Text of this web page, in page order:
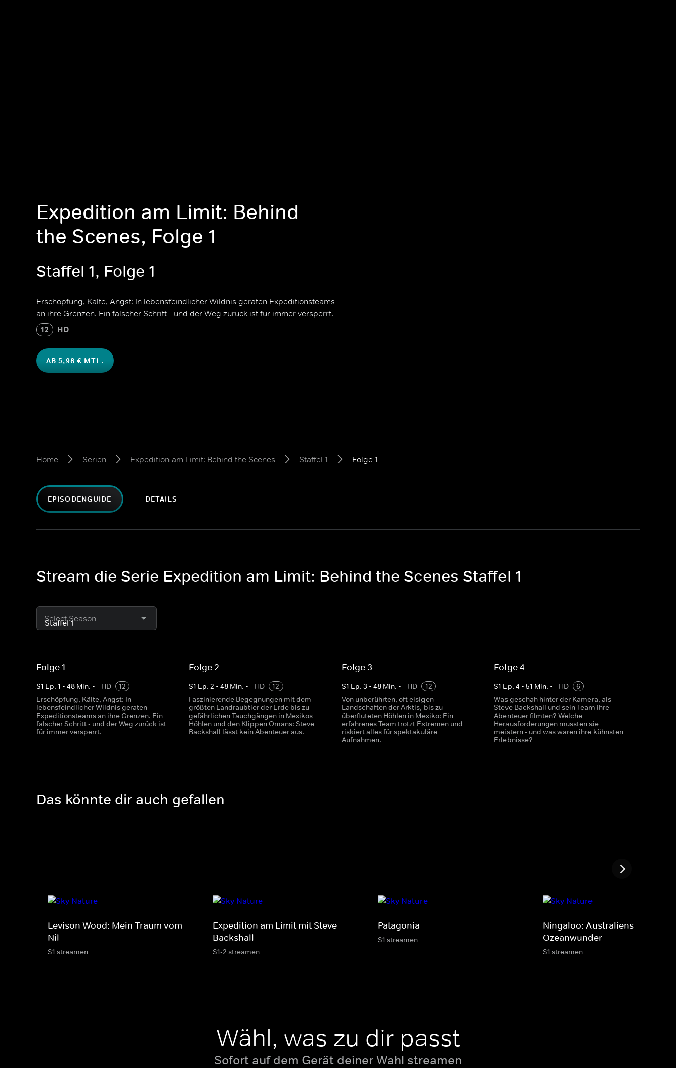
Expedition am Limit: Behind
the Scenes, Folge 1
Staffel 1, Folge 1
Erschöpfung, Kälte, Angst: In lebensfeindlicher Wildnis geraten Expeditionsteams
an ihre Grenzen. Ein falscher Schritt - und der Weg zurück ist für immer versperrt.
12 HD
AB 5,98 € MTL.
Home Serien Expedition am Limit: Behind the Scenes Staffel 1 Folge 1
EPISODENGUIDE DETAILS
Stream die Serie Expedition am Limit: Behind the Scenes Staffel 1
Select Season
Folge 1
S1 Ep. 1 • 48 Min. • HD
12
Erschöpfung, Kälte, Angst: In
lebensfeindlicher Wildnis geraten
Expeditionsteams an ihre Grenzen. Ein
falscher Schritt - und der Weg zurück ist
für immer versperrt.
Folge 2
S1 Ep.2 •48 Min. • HD
12
Faszinierende Begegnungen mit dem
größten Landraubtier der Erde bis zu
gefährlichen Tauchgängen in Mexikos
Höhlen und den Klippen Omans: Steve
Backshall lässt kein Abenteuer aus.
Folge 3
S1 Ep. 3 • 48Min. • HD
12
Von unberührten, oft eisigen
Landschaften der Arktis, bis zu
überfluteten Höhlen in Mexiko: Ein
erfahrenes Team trotzt Extremen und
riskiert alles für spektakuläre
Aufnahmen.
Folge 4
S1 Ep. 4 • 51 Min. • HD
6
Was geschah hinter der Kamera, als
Steve Backshall und sein Team ihre
Abenteuer filmten? Welche
Herausforderungen mussten sie
meistern - und was waren ihre kühnsten
Erlebnisse?
Das könnte dir auch gefallen
Levison Wood: Mein Traum vom
Nil
S1 streamen
Expedition am Limit mit Steve
Backshall
S1-2 streamen
Patagonia
S1 streamen
Ningaloo: Australiens
Ozeanwunder
S1 streamen
Wähl, was zu dir passt
Sofort auf dem Gerät deiner Wahl streamen